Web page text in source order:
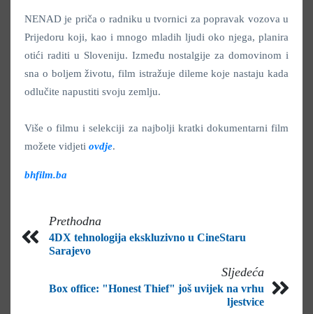
NENAD je priča o radniku u tvornici za popravak vozova u
Prijedoru koji, kao i mnogo mladih ljudi oko njega, planira
otići raditi u Sloveniju. Između nostalgije za domovinom i
sna o boljem životu, film istražuje dileme koje nastaju kada
odlučite napustiti svoju zemlju.
Više o filmu i selekciji za najbolji kratki dokumentarni film
možete vidjeti ovdje.
bhfilm.ba
Prethodna
4DX tehnologija ekskluzivno u CineStaru
Sarajevo
Sljedeća
Box office: "Honest Thief" još uvijek na vrhu
ljestvice